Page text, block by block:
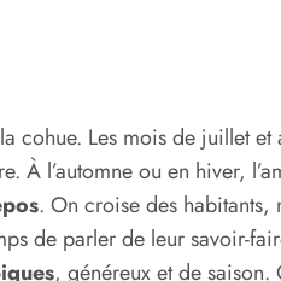
cohue. Les mois de juillet
À l’automne ou en hiver,
. On croise des habitants,
de parler de leur savoir-
, généreux et de saison.